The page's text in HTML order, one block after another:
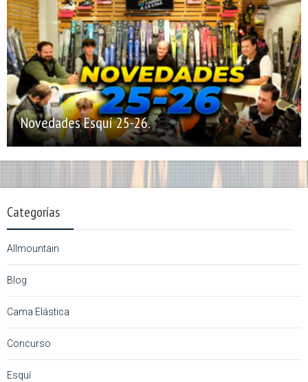
Novedades Esquí 25-26.
Categorías
Allmountain
Blog
Cama Elástica
Concurso
Esquí